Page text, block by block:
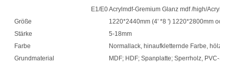
E1/E0 Acrylmdf-Gremium Glanz mdf /high/Acrylmdf-
Größe
1220*2440mm (4' *8 ') 1220*2800mm
Stärke
5-18mm
Farbe
Normallack, hinaufkletternde Farbe,
Grundmaterial
MDF; HDF; Spanplatte; Sperrholz, PVC-